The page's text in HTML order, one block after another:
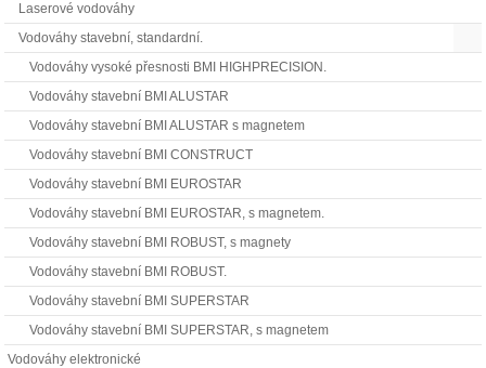
Laserové vodováhy
Vodováhy stavební, standardní.
Vodováhy vysoké přesnosti BMI HIGHPRECISION.
Vodováhy stavební BMI ALUSTAR
Vodováhy stavební BMI ALUSTAR s magnetem
Vodováhy stavební BMI CONSTRUCT
Vodováhy stavební BMI EUROSTAR
Vodováhy stavební BMI EUROSTAR, s magnetem.
Vodováhy stavební BMI ROBUST, s magnety
Vodováhy stavební BMI ROBUST.
Vodováhy stavební BMI SUPERSTAR
Vodováhy stavební BMI SUPERSTAR, s magnetem
Vodováhy elektronické